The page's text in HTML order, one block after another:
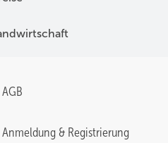
AGB
Anmeldung & Registrierung